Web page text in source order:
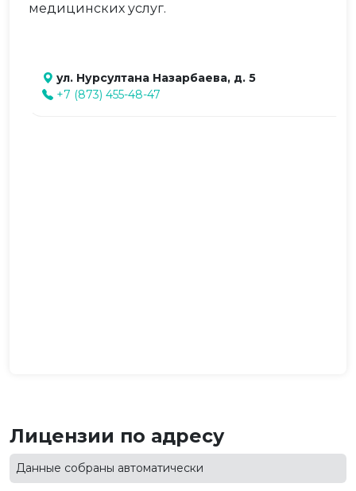
медицинских услуг.
ул. Нурсултана Назарбаева, д. 5
+7 (873) 455-48-47
Лицензии по адресу
Данные собраны автоматически